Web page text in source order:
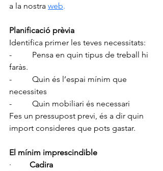
a la nostra web.
Planificació prèvia
Identifica primer les teves necessitats:
-          Pensa en quin tipus de treball hi
faràs.
-          Quin és l’espai mínim que
necessites
-          Quin mobiliari és necessari
Fes un pressupost previ, és a dir quin
import consideres que pots gastar.
El mínim imprescindible
· Cadira